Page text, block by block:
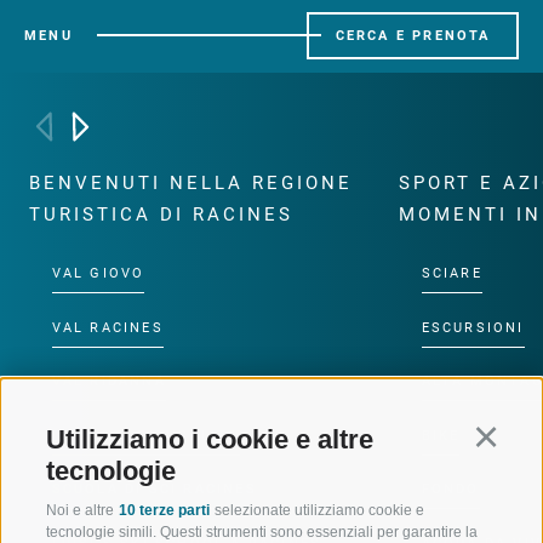
Utilizziamo i cookie e altre
tecnologie
Noi e altre 10 terze parti selezionate utilizziamo cookie e
tecnologie simili. Questi strumenti sono essenziali per garantire la
MENU CERCA E PRENOTA
BENVENUTI NELLA REGIONE
TURISTICA DI RACINES
VAL GIOVO
VAL RACINES
VAL RIDANNA
IMPIANTI DI RISALITA
SCUOLA DI SCI RACINES
SPORT E
MOMENTI
SCIARE
ESCURSIONI
ALTA